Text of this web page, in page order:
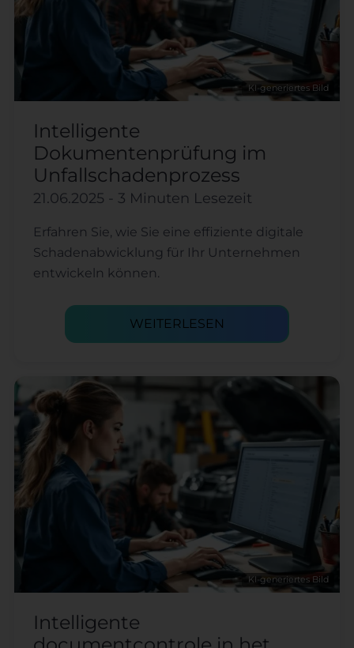
KI-generiertes Bild
Intelligente
Dokumentenprüfung im
Unfallschadenprozess
21.06.2025 - 3 Minuten Lesezeit
Erfahren Sie, wie Sie eine effiziente digitale
Schadenabwicklung für Ihr Unternehmen
entwickeln können.
WEITERLESEN
KI-generiertes Bild
Intelligente